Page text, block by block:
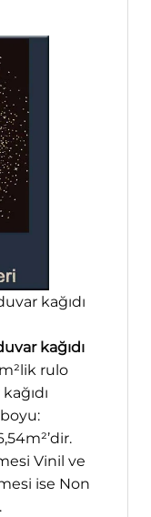
kağıdı
kağıdı
rulo
Vinil ve
ise Non